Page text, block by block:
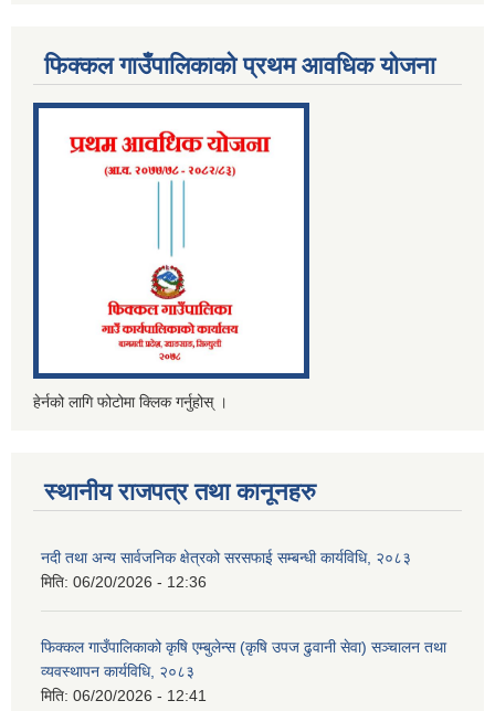
फिक्कल गाउँपालिकाको प्रथम आवधिक योजना
हेर्नको लागि फोटोमा क्लिक गर्नुहोस् ।
स्थानीय राजपत्र तथा कानूनहरु
नदी तथा अन्य सार्वजनिक क्षेत्रको सरसफाई सम्बन्धी कार्यविधि, २०८३
मिति: 06/20/2026 - 12:36
फिक्कल गाउँपालिकाको कृषि एम्बुलेन्स (कृषि उपज ढुवानी सेवा) सञ्चालन तथा
व्यवस्थापन कार्यविधि, २०८३
मिति: 06/20/2026 - 12:41